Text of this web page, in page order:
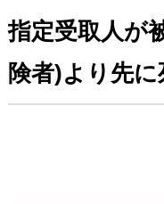
指定受取人が
険者)より先